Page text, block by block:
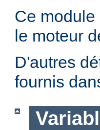
Ce
le moteur
D'autres
fournis